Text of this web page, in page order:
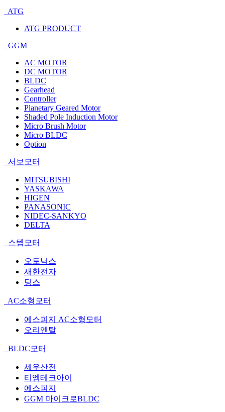
ATG
ATG PRODUCT
GGM
AC MOTOR
DC MOTOR
BLDC
Gearhead
Controller
Planetary Geared Motor
Shaded Pole Induction Motor
Micro Brush Motor
Micro BLDC
Option
서보모터
MITSUBISHI
YASKAWA
HIGEN
PANASONIC
NIDEC-SANKYO
DELTA
스텝모터
오토닉스
새한전자
딩스
AC소형모터
에스피지 AC소형모터
오리엔탈
BLDC모터
세우산전
티엠테크아이
에스피지
GGM 마이크로BLDC